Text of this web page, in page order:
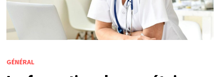
GÉNÉRAL